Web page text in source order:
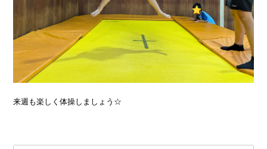
来週も楽しく体操しましょう☆